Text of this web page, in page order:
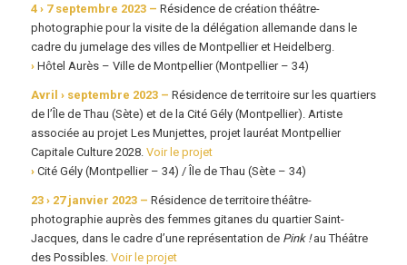
4 › 7 septembre 2023 – Résidence de création théâtre-
photographie pour la visite de la délégation allemande dans le
cadre du jumelage des villes de Montpellier et Heidelberg.
›Hôtel Aurès – Ville de Montpellier (Montpellier – 34)
Avril › septembre 2023 – Résidence de territoire sur les quartiers
de l’Île de Thau (Sète) et de la Cité Gély (Montpellier). Artiste
associée au projet Les Munjettes, projet lauréat Montpellier
Capitale Culture 2028. Voir le projet
›Cité Gély (Montpellier – 34) / Île de Thau (Sète – 34)
23 › 27 janvier 2023 – Résidence de territoire théâtre-
photographie auprès des femmes gitanes du quartier Saint-
Jacques, dans le cadre d’une représentation de Pink !au Théâtre
des Possibles. Voir le projet